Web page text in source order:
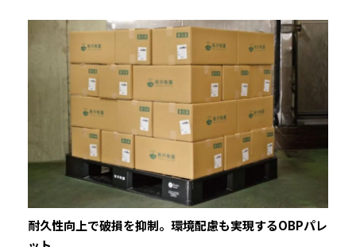
耐久性向上で破損を抑制。環境配慮も実現するOBPパレ